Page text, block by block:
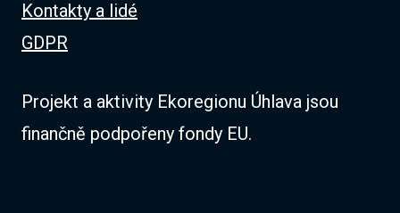
Kontakty a lidé
GDPR
Projekt a aktivity Ekoregionu Úhlava jsou
finančně podpořeny fondy EU.